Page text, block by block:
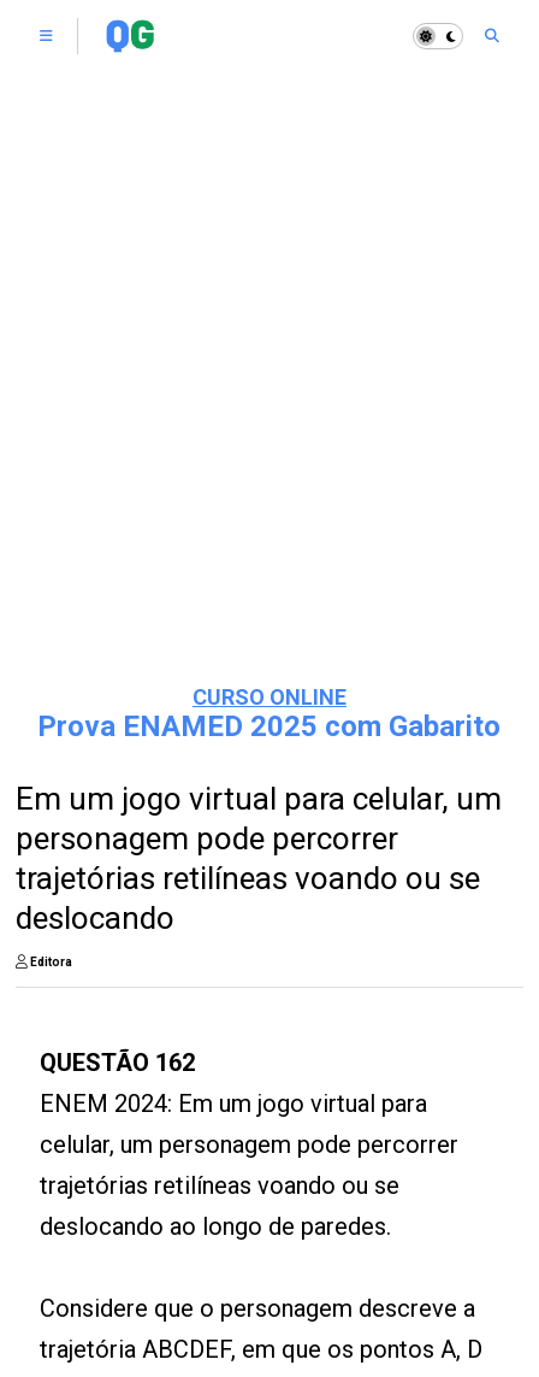
CURSO ONLINE
Prova ENAMED 2025 com Gabarito
Em um jogo virtual para celular, um
personagem pode percorrer
trajetórias retilíneas voando ou se
deslocando
Editora
QUESTÃO 162
ENEM 2024: Em um jogo virtual para
celular, um personagem pode percorrer
trajetórias retilíneas voando ou se
deslocando ao longo de paredes.
Considere que o personagem descreve a
trajetória ABCDEF, em que os pontos A, D